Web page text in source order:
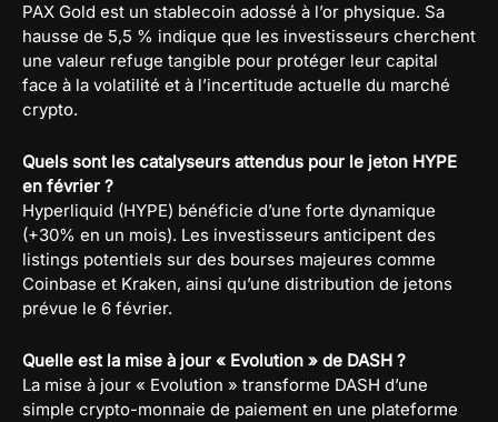
PAX Gold est un stablecoin adossé à l’or physique. Sa
hausse de 5,5 % indique que les investisseurs cherchent
une valeur refuge tangible pour protéger leur capital
face à la volatilité et à l’incertitude actuelle du marché
crypto.
Quels sont les catalyseurs attendus pour le jeton HYPE
en février ?
Hyperliquid (HYPE) bénéficie d’une forte dynamique
(+30% en un mois). Les investisseurs anticipent des
listings potentiels sur des bourses majeures comme
Coinbase et Kraken, ainsi qu’une distribution de jetons
prévue le 6 février.
Quelle est la mise à jour « Evolution » de DASH ?
La mise à jour « Evolution » transforme DASH d’une
simple crypto-monnaie de paiement en une plateforme